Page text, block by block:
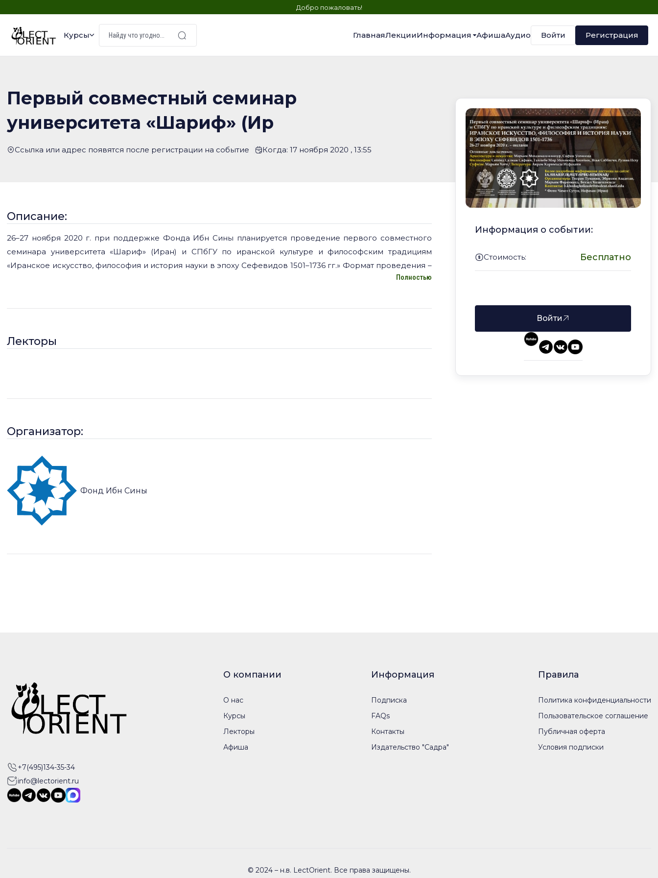
Добро пожаловать!
Курсы ГлавнаяЛекцииИнформация АфишаАудио Войти Регистрация
Первый совместный семинар
университета «Шариф» (Ир
Ссылка или адрес появятся после регистрации на событие Когда: 17 ноября 2020 , 13:55
Описание:
Полностью
26–27 ноября 2020 г. при поддержке Фонда Ибн Сины планируется проведение первого совместного
семинара университета «Шариф» (Иран) и СПбГУ по иранской культуре и философским традициям
«Иранское искусство, философия и история науки в эпоху Сефевидов 1501–1736 гг.» Формат проведения –
онлайн. Для участия требуется регистрация по ссылке: http://ia.sharif.ir/sut-spbu-seminar/ Основные
Салман Сафави, Таййебе Мир Мохаммад Хосейни, Яхья Саббагчи, Рузана Псху Суфизм: Марьям Хаги
Бехзад Ходаголизаде Контакты: b.khodagholizade@student.sharif.edu
Лекторы
Организатор:
Фонд Ибн Сины
Информация о событии:
Стоимость: Бесплатно
Войти
+7(495)134-35-34
info@lectorient.ru
О компании
О нас
Курсы
Лекторы
Афиша
Информация
Подписка
FAQs
Контакты
Издательство "Садра"
Правила
Политика конфиденциальности
Пользовательское соглашение
Публичная оферта
Условия подписки
© 2024 – н.в. LectOrient. Все права защищены.